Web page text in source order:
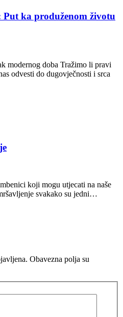
ka produženom životu
modernog doba Tražimo li pravi
odvesti do dugovječnosti i srca
koji mogu utjecati na naše
svakako su jedni…
Obavezna polja su